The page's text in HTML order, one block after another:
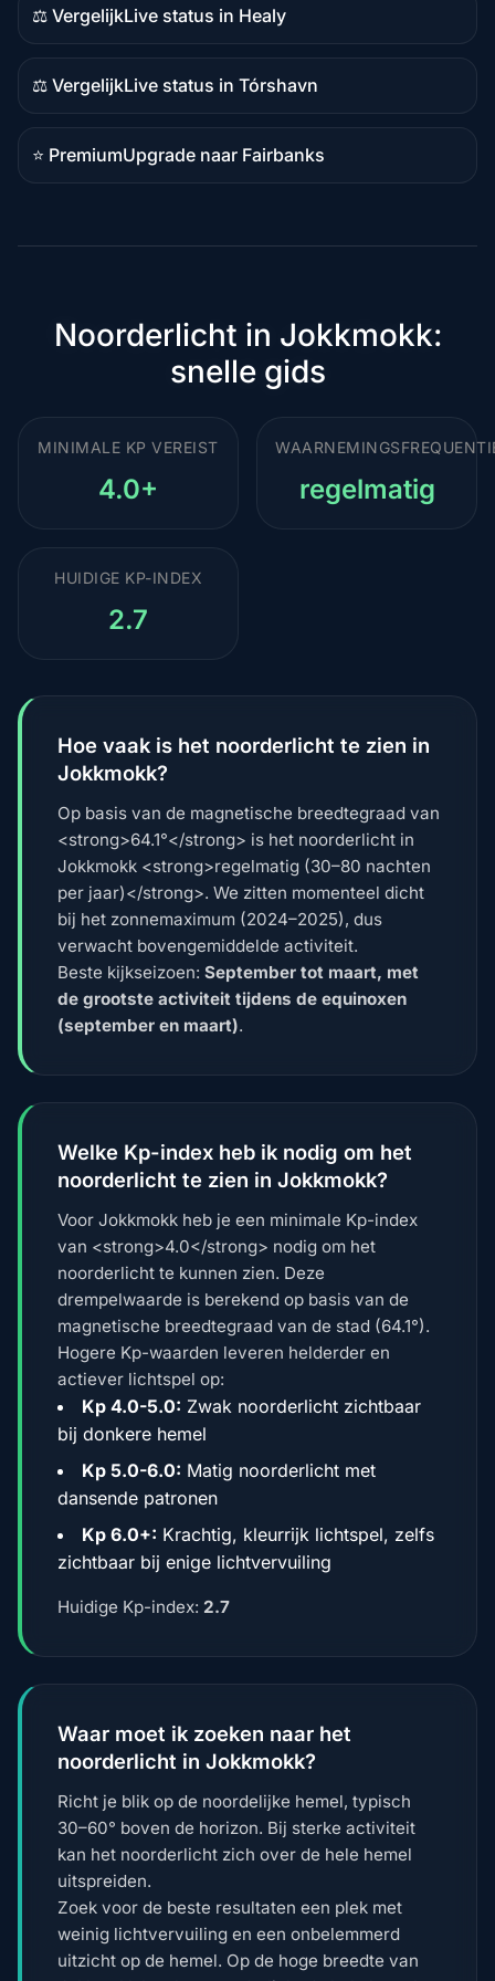
⚖️ Vergelijk
Vergelijkingsinhoud
Live status in Healy
⚖️ Vergelijk
Vergelijkingsinhoud
Live status in Tórshavn
⭐ Premium
Premiumbestemming
Upgrade naar Fairbanks
Noorderlicht in Jokkmokk:
snelle gids
MINIMALE KP VEREIST
4.0+ regelmatig
HUIDIGE KP-INDEX
2.7
Hoe vaak is het noorderlicht te zien in
Jokkmokk?
Op basis van de magnetische breedtegraad van
<strong>64.1°</strong> is het noorderlicht in
Jokkmokk <strong>regelmatig (30–80 nachten
per jaar)</strong>. We zitten momenteel dicht
bij het zonnemaximum (2024–2025), dus
verwacht bovengemiddelde activiteit.
Beste kijkseizoen: September tot maart, met
de grootste activiteit tijdens de equinoxen
(september en maart).
Welke Kp-index heb ik nodig om het
noorderlicht te zien in Jokkmokk?
Voor Jokkmokk heb je een minimale Kp-index
van <strong>4.0</strong> nodig om het
noorderlicht te kunnen zien. Deze
drempelwaarde is berekend op basis van de
magnetische breedtegraad van de stad (64.1°).
Hogere Kp-waarden leveren helderder en
actiever lichtspel op:
Kp 4.0-5.0: Zwak noorderlicht zichtbaar
bij donkere hemel
Kp 5.0-6.0: Matig noorderlicht met
dansende patronen
Kp 6.0+: Krachtig, kleurrijk lichtspel, zelfs
zichtbaar bij enige lichtvervuiling
Huidige Kp-index: 2.7
Waar moet ik zoeken naar het
noorderlicht in Jokkmokk?
Richt je blik op de noordelijke hemel, typisch
30–60° boven de horizon. Bij sterke activiteit
kan het noorderlicht zich over de hele hemel
uitspreiden.
Zoek voor de beste resultaten een plek met
weinig lichtvervuiling en een onbelemmerd
uitzicht op de hemel. Op de hoge breedte van